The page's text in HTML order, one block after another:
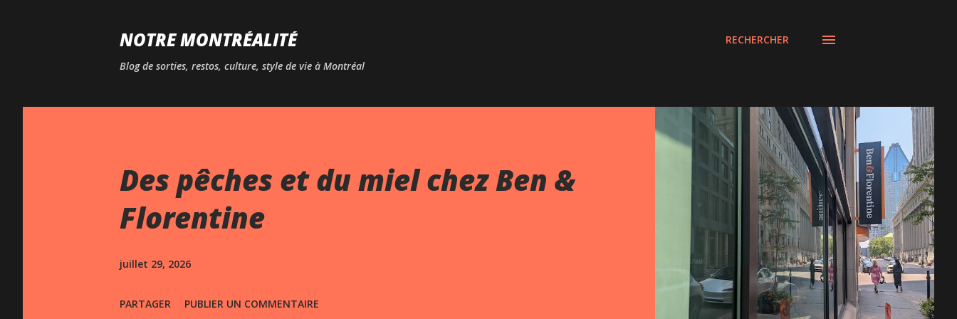
NOTRE MONTRÉALITÉ
Blog de sorties, restos, culture, style de vie à Montréal
RECHERCHER
Des pêches et du miel chez Ben &
Florentine
juillet 29, 2026
PARTAGER PUBLIER UN COMMENTAIRE